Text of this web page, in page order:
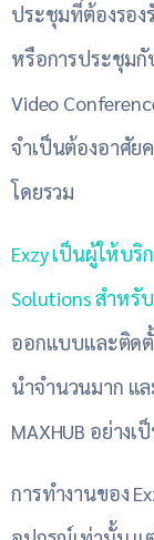
ประชุมที่ต้องรอ
หรือการประชุม
Video
จำเป็นต้องอาศัย
โดยรวม
Exzy เป็นผู้ให้บริ
Solutions สำหรั
ออกแบบและติด
นำจำนวนมาก แ
MAXHUB อย่าง
การทำงานของ